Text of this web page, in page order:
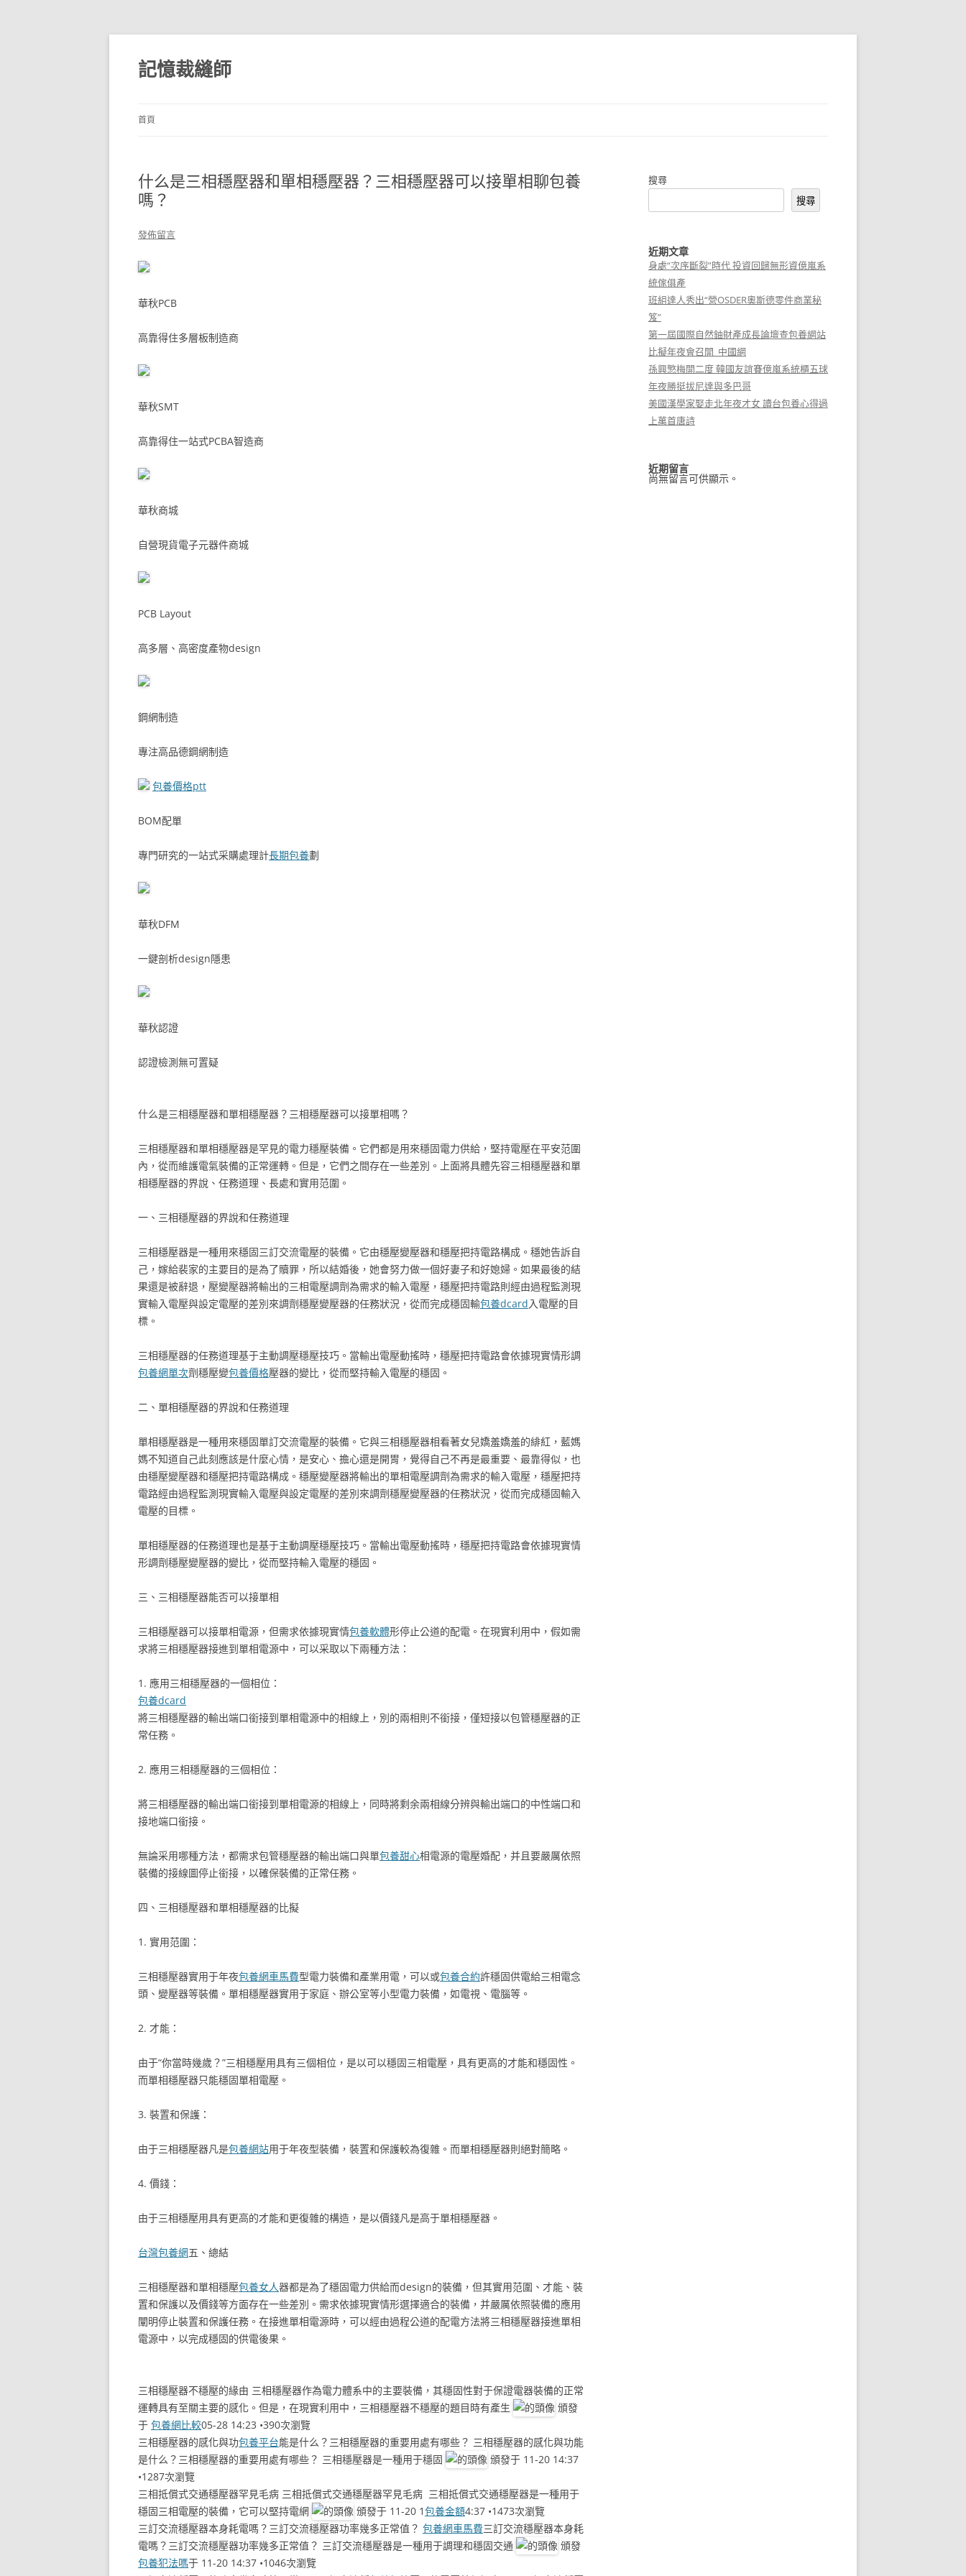
跳
主
要
內
記憶裁縫師
首頁
什么是三相穩壓器和單相穩壓器？三相穩壓器可以接單相聊包養
嗎？
發佈留言
華秋PCB
高靠得住多層板制造商
華秋SMT
高靠得住一站式PCBA智造商
華秋商城
自營現貨電子元器件商城
PCB Layout
高多層、高密度產物design
鋼網制造
專注高品德鋼網制造
包養價格ptt
BOM配單
專門研究的一站式采購處理計長期包養劃
華秋DFM
一鍵剖析design隱患
華秋認證
認證檢測無可置疑
什么是三相穩壓器和單相穩壓器？三相穩壓器可以接單相嗎？
三相穩壓器和單相穩壓器是罕見的電力穩壓裝備。它們都是用來穩固電力供給，堅持電壓在平安范圍
內，從而維護電氣裝備的正常運轉。但是，它們之間存在一些差別。上面將具體先容三相穩壓器和單
相穩壓器的界說、任務道理、長處和實用范圍。
一、三相穩壓器的界說和任務道理
三相穩壓器是一種用來穩固三訂交流電壓的裝備。它由穩壓變壓器和穩壓把持電路構成。穩她告訴自
己，嫁給裴家的主要目的是為了贖罪，所以結婚後，她會努力做一個好妻子和好媳婦。如果最後的結
果還是被辭退，壓變壓器將輸出的三相電壓調劑為需求的輸入電壓，穩壓把持電路則經由過程監測現
實輸入電壓與設定電壓的差別來調劑穩壓變壓器的任務狀況，從而完成穩固輸包養dcard入電壓的目
標。
三相穩壓器的任務道理基于主動調壓穩壓技巧。當輸出電壓動搖時，穩壓把持電路會依據現實情形調
包養網單次劑穩壓變包養價格壓器的變比，從而堅持輸入電壓的穩固。
二、單相穩壓器的界說和任務道理
單相穩壓器是一種用來穩固單訂交流電壓的裝備。它與三相穩壓器相看著女兒嬌羞嬌羞的緋紅，藍媽
媽不知道自己此刻應該是什麼心情，是安心、擔心還是開胃，覺得自己不再是最重要、最靠得似，也
由穩壓變壓器和穩壓把持電路構成。穩壓變壓器將輸出的單相電壓調劑為需求的輸入電壓，穩壓把持
電路經由過程監測現實輸入電壓與設定電壓的差別來調劑穩壓變壓器的任務狀況，從而完成穩固輸入
電壓的目標。
單相穩壓器的任務道理也是基于主動調壓穩壓技巧。當輸出電壓動搖時，穩壓把持電路會依據現實情
形調劑穩壓變壓器的變比，從而堅持輸入電壓的穩固。
三、三相穩壓器能否可以接單相
三相穩壓器可以接單相電源，但需求依據現實情包養軟體形停止公道的配電。在現實利用中，假如需
求將三相穩壓器接進到單相電源中，可以采取以下兩種方法：
1. 應用三相穩壓器的一個相位：
包養dcard
將三相穩壓器的輸出端口銜接到單相電源中的相線上，別的兩相則不銜接，僅短接以包管穩壓器的正
常任務。
2. 應用三相穩壓器的三個相位：
將三相穩壓器的輸出端口銜接到單相電源的相線上，同時將剩余兩相線分辨與輸出端口的中性端口和
接地端口銜接。
無論采用哪種方法，都需求包管穩壓器的輸出端口與單包養甜心相電源的電壓婚配，并且要嚴厲依照
裝備的接線圖停止銜接，以確保裝備的正常任務。
四、三相穩壓器和單相穩壓器的比擬
1. 實用范圍：
三相穩壓器實用于年夜包養網車馬費型電力裝備和產業用電，可以或包養合約許穩固供電給三相電念
頭、變壓器等裝備。單相穩壓器實用于家庭、辦公室等小型電力裝備，如電視、電腦等。
2. 才能：
由于“你當時幾歲？”三相穩壓用具有三個相位，是以可以穩固三相電壓，具有更高的才能和穩固性。
而單相穩壓器只能穩固單相電壓。
3. 裝置和保護：
由于三相穩壓器凡是包養網站用于年夜型裝備，裝置和保護較為復雜。而單相穩壓器則絕對簡略。
4. 價錢：
由于三相穩壓用具有更高的才能和更復雜的構造，是以價錢凡是高于單相穩壓器。
台灣包養網五、總結
三相穩壓器和單相穩壓包養女人器都是為了穩固電力供給而design的裝備，但其實用范圍、才能、裝
置和保護以及價錢等方面存在一些差別。需求依據現實情形選擇適合的裝備，并嚴厲依照裝備的應用
闡明停止裝置和保護任務。在接進單相電源時，可以經由過程公道的配電方法將三相穩壓器接進單相
電源中，以完成穩固的供電後果。
三相穩壓器不穩壓的緣由 三相穩壓器作為電力體系中的主要裝備，其穩固性對于保證電器裝備的正常
運轉具有至關主要的感化。但是，在現實利用中，三相穩壓器不穩壓的題目時有產生
頒發
于 包養網比較05-28 14:23 •390次瀏覽
三相穩壓器的感化與功包養平台能是什么？三相穩壓器的重要用處有哪些？ 三相穩壓器的感化與功能
是什么？三相穩壓器的重要用處有哪些？ 三相穩壓器是一種用于穩固
頒發于 11-20 14:37
•1287次瀏覽
三相抵償式交通穩壓器罕見毛病 三相抵償式交通穩壓器罕見毛病 三相抵償式交通穩壓器是一種用于
穩固三相電壓的裝備，它可以堅持電網
頒發于 11-20 1包養金額4:37 •1473次瀏覽
三訂交流穩壓器本身耗電嗎？三訂交流穩壓器功率幾多正常值？ 包養網車馬費三訂交流穩壓器本身耗
電嗎？三訂交流穩壓器功率幾多正常值？ 三訂交流穩壓器是一種用于調理和穩固交通
頒發
包養犯法嗎于 11-20 14:37 •1046次瀏覽
搜尋
搜尋
近期文章
身處“次序斷裂”時代 投資回歸無形資億嵐系
統傢俱產
班組達人秀出“營OSDER奧斯德零件商業秘
笈”
第一屆國際自然鈾財產成長論壇查包養網站
比擬年夜會召開_中國網
孫興慜梅開二度 韓國友誼賽億嵐系統櫃五球
年夜勝挺拔尼達與多巴哥
美國漢學家娶走北年夜才女 讀台包養心得過
上萬首唐詩
近期留言
尚無留言可供顯示。